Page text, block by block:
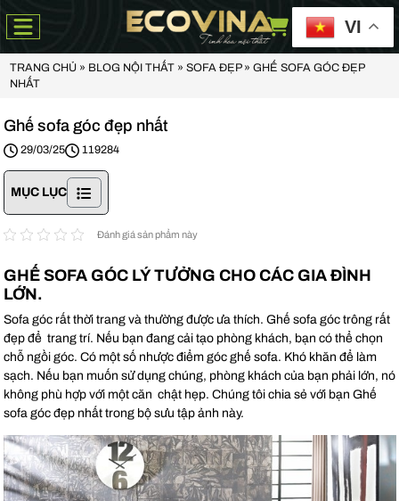
VI
TRANG CHỦ» BLOG NỘI THẤT» SOFA ĐẸP» GHẾ SOFA GÓC ĐẸP
NHẤT
Ghế sofa góc đẹp nhất
29/03/25 119284
MỤC LỤC
Đánh giá sản phẩm này
GHẾ SOFA GÓC LÝ TƯỞNG CHO CÁC GIA ĐÌNH
LỚN.
Sofa góc rất thời trang và thường được ưa thích. Ghế sofa góc trông rất
đẹp để trang trí. Nếu bạn đang cải tạo phòng khách, bạn có thể chọn
chỗ ngồi góc. Có một số nhược điểm góc ghế sofa. Khó khăn để làm
sạch. Nếu bạn muốn sử dụng chúng, phòng khách của bạn phải lớn, nó
không phù hợp với một căn chật hẹp. Chúng tôi chia sẻ với bạn Ghế
sofa góc đẹp nhất trong bộ sưu tập ảnh này.